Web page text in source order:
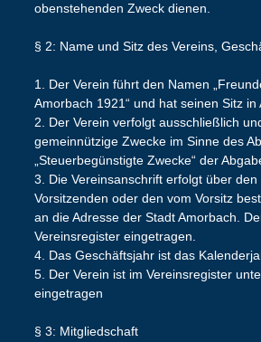
obenstehenden Zweck dienen.
§ 2: Name und Sitz des Vereins,
1. Der Verein führt den Namen
Amorbach 1921“ und hat seinen Sitz in
2. Der Verein verfolgt ausschließlich
gemeinnützige Zwecke im Sinne des
„Steuerbegünstigte Zwecke“ der
3. Die Vereinsanschrift erfolgt über den
Vorsitzenden oder den vom Vorsitz
an die Adresse der Stadt Amorbach.
Vereinsregister eingetragen.
4. Das Geschäftsjahr ist das
5. Der Verein ist im Vereinsregister
eingetragen
§ 3: Mitgliedschaft